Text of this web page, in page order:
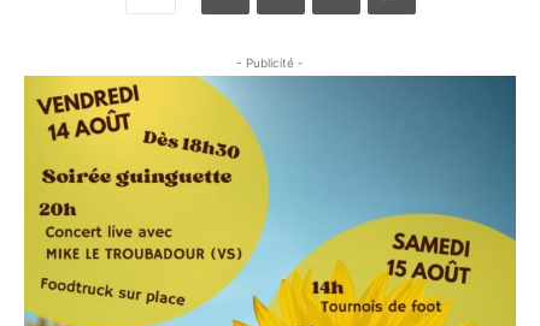
- Publicité -